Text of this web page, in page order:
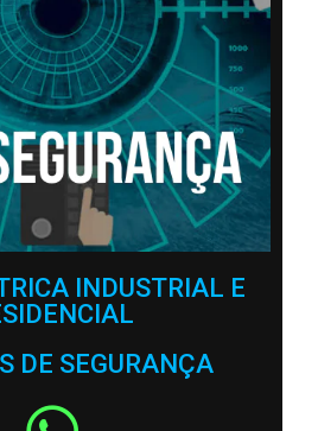
INDUSTRIAL E
DE SEGURANÇA